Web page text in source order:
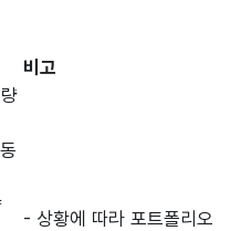
비고
- 상황에 따라 포트폴리오